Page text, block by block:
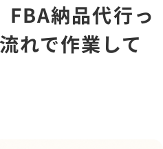
FBA納品代行っ
れで作業して